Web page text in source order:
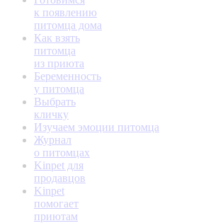
к появлению
питомца дома
Как взять
питомца
из приюта
Беременность
у питомца
Выбрать
кличку
Изучаем эмоции питомца
Журнал
о питомцах
Kinpet для
продавцов
Kinpet
помогает
приютам